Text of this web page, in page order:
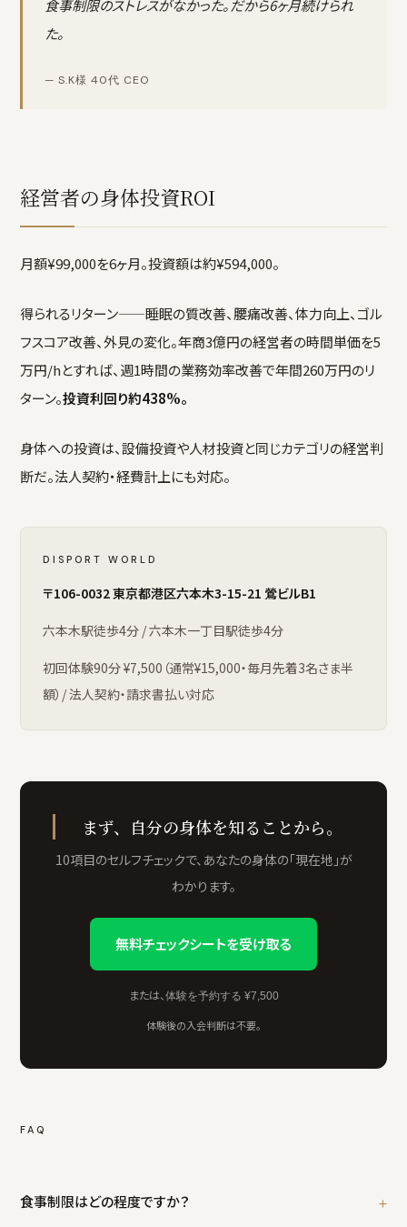
食事制限のストレスがなかった。だから6ヶ月続けられ
た。
— S.K様 40代 CEO
経営者の身体投資ROI
月額¥99,000を6ヶ月。投資額は約¥594,000。
得られるリターン——睡眠の質改善、腰痛改善、体力向上、ゴル
フスコア改善、外見の変化。年商3億円の経営者の時間単価を5
万円/hとすれば、週1時間の業務効率改善で年間260万円のリ
ターン。投資利回り約438%。
身体への投資は、設備投資や人材投資と同じカテゴリの経営判
断だ。法人契約・経費計上にも対応。
DISPORT WORLD
〒106-0032 東京都港区六本木3-15-21 鶯ビルB1
六本木駅徒歩4分 / 六本木一丁目駅徒歩4分
初回体験90分 ¥7,500（通常¥15,000・毎月先着3名さま半
額）/ 法人契約・請求書払い対応
まず、自分の身体を知ることから。
10項目のセルフチェックで、あなたの身体の「現在地」が
わかります。
無料チェックシートを受け取る
または、 体験を予約する ¥7,500
体験後の入会判断は不要。
FAQ
食事制限はどの程度ですか？